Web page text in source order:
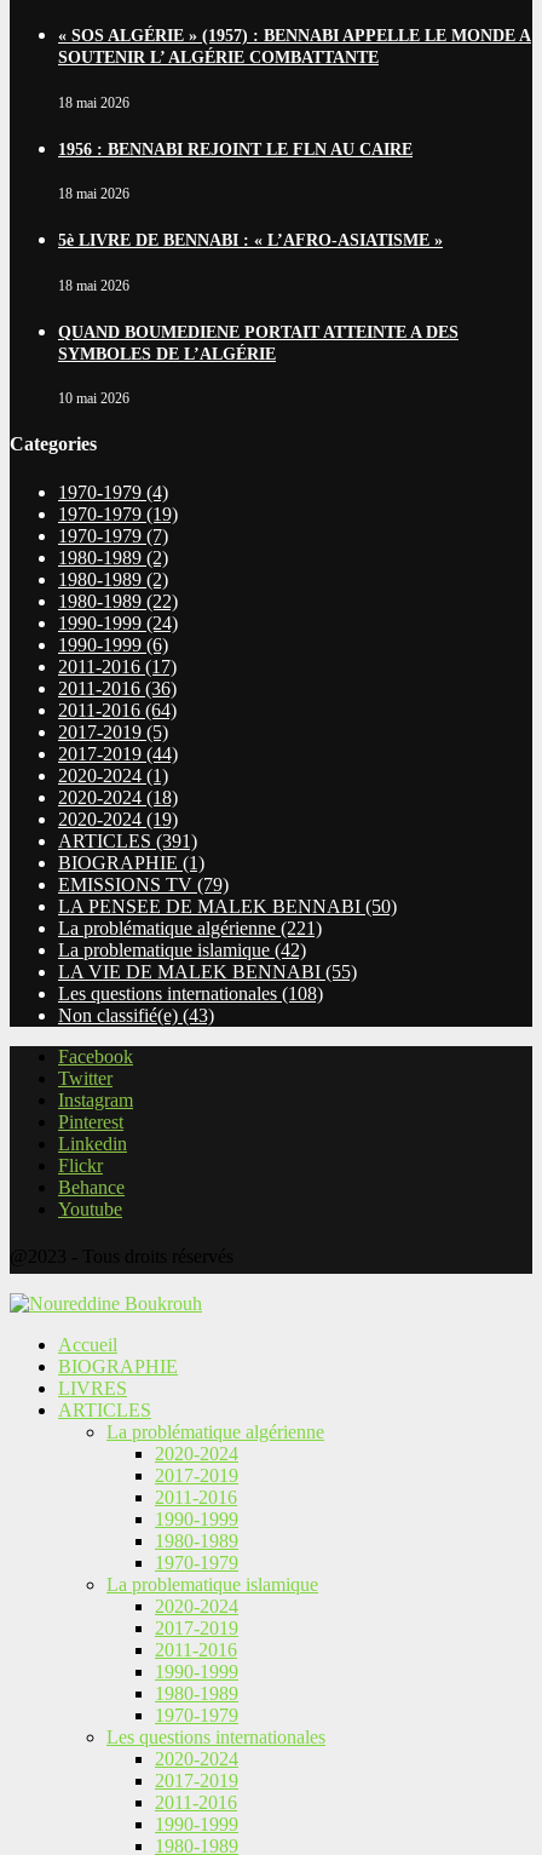
« SOS ALGÉRIE » (1957) : BENNABI APPELLE LE MONDE A
SOUTENIR L’ ALGÉRIE COMBATTANTE
18 mai 2026
1956 : BENNABI REJOINT LE FLN AU CAIRE
18 mai 2026
5è LIVRE DE BENNABI : « L’AFRO-ASIATISME »
18 mai 2026
QUAND BOUMEDIENE PORTAIT ATTEINTE A DES
SYMBOLES DE L’ALGÉRIE
10 mai 2026
Categories
1970-1979 (4)
1970-1979 (19)
1970-1979 (7)
1980-1989 (2)
1980-1989 (2)
1980-1989 (22)
1990-1999 (24)
1990-1999 (6)
2011-2016 (17)
2011-2016 (36)
2011-2016 (64)
2017-2019 (5)
2017-2019 (44)
2020-2024 (1)
2020-2024 (18)
2020-2024 (19)
ARTICLES (391)
BIOGRAPHIE (1)
EMISSIONS TV (79)
LA PENSEE DE MALEK BENNABI (50)
La problématique algérienne (221)
La problematique islamique (42)
LA VIE DE MALEK BENNABI (55)
Les questions internationales (108)
Non classifié(e) (43)
Facebook
Twitter
Instagram
Pinterest
Linkedin
Flickr
Behance
Youtube
Accueil
BIOGRAPHIE
LIVRES
ARTICLES
La problématique algérienne
2020-2024
2017-2019
2011-2016
1990-1999
1980-1989
1970-1979
La problematique islamique
2020-2024
2017-2019
2011-2016
1990-1999
1980-1989
1970-1979
Les questions internationales
2020-2024
2017-2019
2011-2016
1990-1999
1980-1989